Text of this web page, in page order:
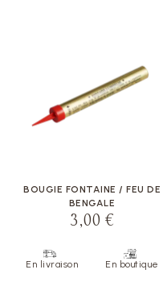
BOUGIE FONTAINE / FEU DE
BENGALE
3,00 €
En livraison En boutique